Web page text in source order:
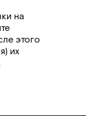
на
этого
их